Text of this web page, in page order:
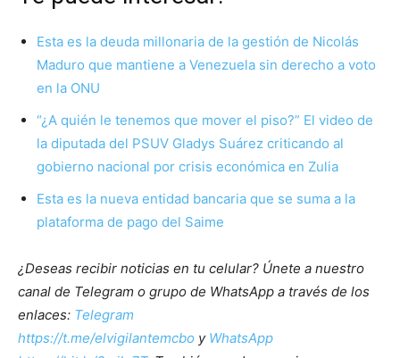
Esta es la deuda millonaria de la gestión de Nicolás
Maduro que mantiene a Venezuela sin derecho a voto
en la ONU
“¿A quién le tenemos que mover el piso?” El video de
la diputada del PSUV Gladys Suárez criticando al
gobierno nacional por crisis económica en Zulia
Esta es la nueva entidad bancaria que se suma a la
plataforma de pago del Saime
¿Deseas recibir noticias en tu celular? Únete a nuestro
canal de Telegram o grupo de WhatsApp a través de los
enlaces: Telegram
https://t.me/elvigilantemcbo y WhatsApp